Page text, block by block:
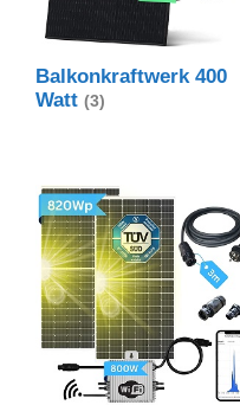
Balkonkraftwerk 400
Watt (3)